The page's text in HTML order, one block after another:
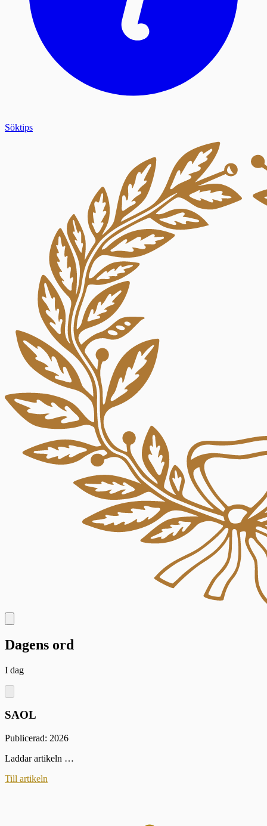
Söktips
Dagens ord
I dag
SAOL
Publicerad: 2026
Laddar artikeln …
Till artikeln